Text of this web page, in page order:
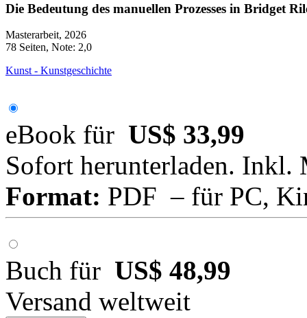
Die Bedeutung des manuellen Prozesses in Bridget
Masterarbeit, 2026
78 Seiten, Note: 2,0
Kunst - Kunstgeschichte
eBook für US$ 33,99
Sofort herunterladen. Inkl.
Format: PDF – für PC,
Buch für US$ 48,99
Versand weltweit